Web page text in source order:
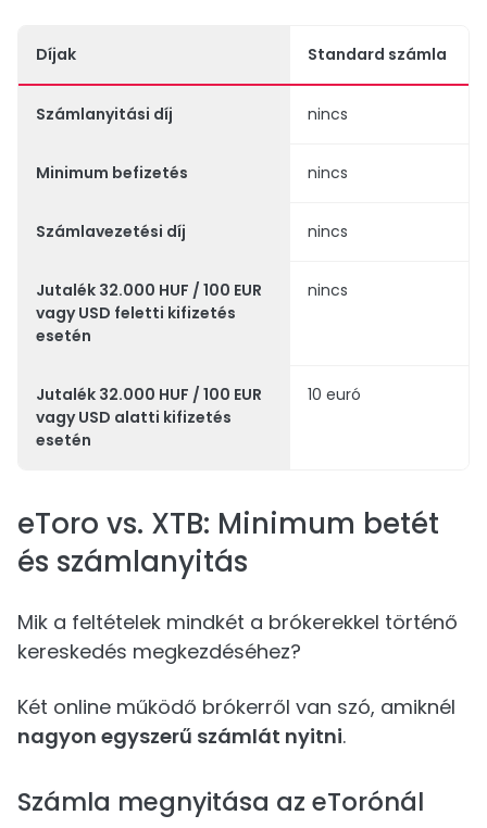
Díjak Standard számla
Számlanyitási díj nincs
Minimum befizetés nincs
Számlavezetési díj nincs
Jutalék 32.000 HUF / 100 EUR
vagy USD feletti kifizetés
esetén
nincs
Jutalék 32.000 HUF / 100 EUR
vagy USD alatti kifizetés
esetén
10 euró
eToro vs. XTB: Minimum betét
és számlanyitás
Mik a feltételek mindkét a brókerekkel történő
kereskedés megkezdéséhez?
Két online működő brókerről van szó, amiknél
nagyon egyszerű számlát nyitni.
Számla megnyitása az eTorónál